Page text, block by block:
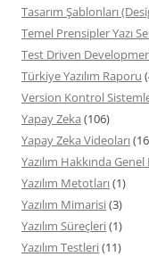
Tasarım Şablonları
Temel Prensipler Yazı
Test Driven
Türkiye Yazılım Raporu
Version Kontrol
Yapay Zeka (106)
Yapay Zeka Videoları
Yazılım Hakkında
Yazılım Metotları(1)
Yazılım Mimarisi(3)
Yazılım Süreçleri(1)
Yazılım Testleri(11)